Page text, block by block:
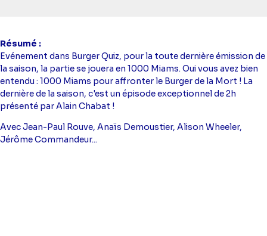
Résumé
Evénement dans Burger Quiz, pour la toute dernière émission de
la saison, la partie se jouera en 1000 Miams. Oui vous avez bien
entendu : 1000 Miams pour affronter le Burger de la Mort ! La
dernière de la saison, c'est un épisode exceptionnel de 2h
présenté par Alain Chabat !
Avec Jean-Paul Rouve, Anaïs Demoustier, Alison Wheeler,
Jérôme Commandeur...